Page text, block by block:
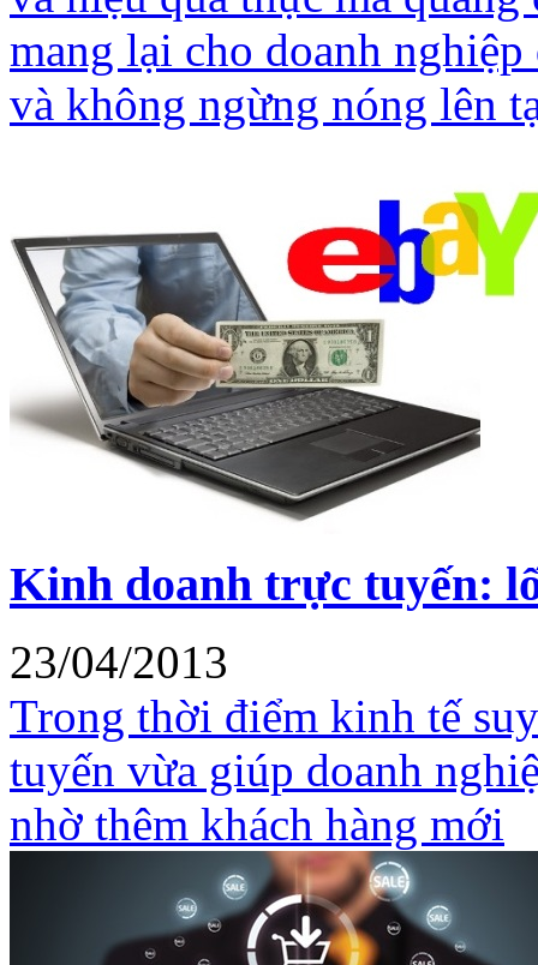
mang lại cho doanh
và không ngừng nóng lên
Kinh doanh trực tuyến:
23/04/2013
Trong thời điểm kinh tế
tuyến vừa giúp doanh
nhờ thêm khách hàng mới